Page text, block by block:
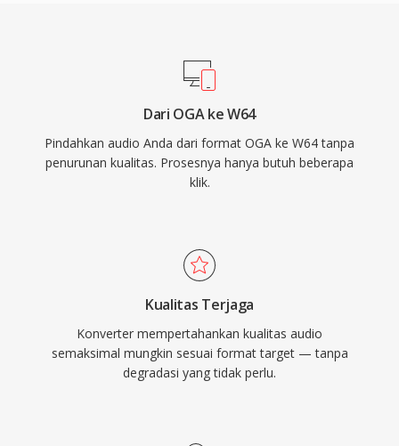
digital profesional lainnya menyediakan
dukungan W64 native untuk impor dan ekspor
yang mulus. Bagi teknisi dan produser yang
secara rutin bekerja dengan materi berkualitas
tinggi dan berdurasi panjang, W64 menawarkan
Dari OGA ke W64
Pindahkan audio Anda dari format OGA ke W64 tanpa
penurunan kualitas. Prosesnya hanya butuh beberapa
klik.
Kualitas Terjaga
Konverter mempertahankan kualitas audio
semaksimal mungkin sesuai format target — tanpa
degradasi yang tidak perlu.